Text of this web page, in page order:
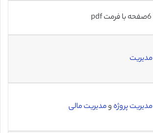
مدیریت
مدیریت پروژه ومدیریت مالی